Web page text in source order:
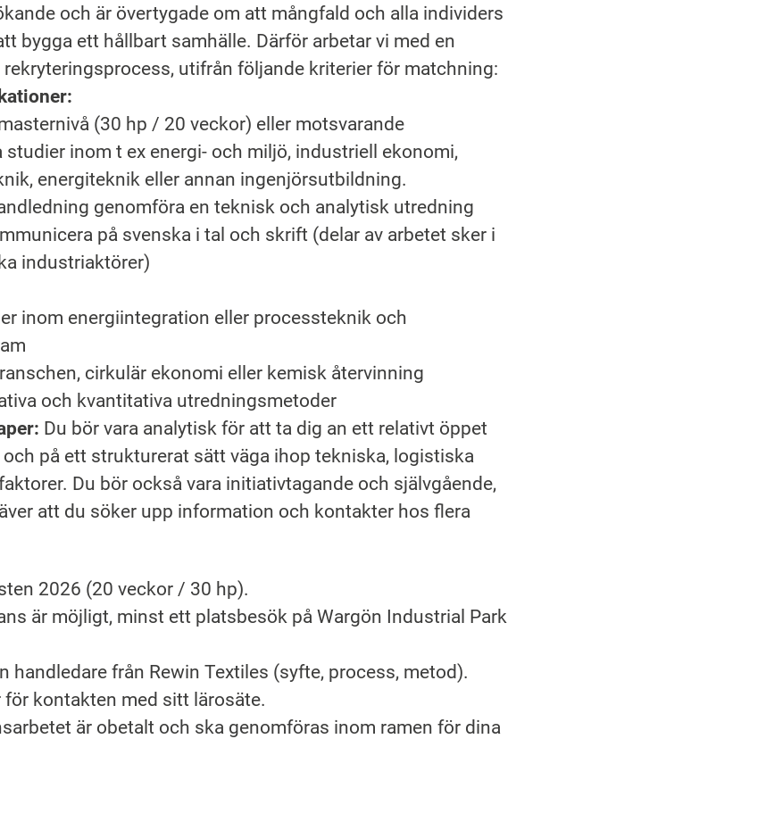
och är övertygade om att mångfald och alla individers
bygga ett hållbart samhälle. Därför arbetar vi med en
utifrån följande kriterier för matchning:
(30 hp / 20 veckor) eller motsvarande
studier inom t ex energi- och miljö, industriell ekonomi,
energiteknik eller annan ingenjörsutbildning.
genomföra en teknisk och analytisk utredning
på svenska i tal och skrift (delar av arbetet sker i
industriaktörer)
inom energiintegration eller processteknik och
cirkulär ekonomi eller kemisk återvinning
och kvantitativa utredningsmetoder
Du bör vara analytisk för att ta dig an ett relativt öppet
på ett strukturerat sätt väga ihop tekniska, logistiska
Du bör också vara initiativtagande och självgående,
att du söker upp information och kontakter hos flera
2026 (20 veckor / 30 hp).
är möjligt, minst ett platsbesök på Wargön Industrial Park
handledare från Rewin Textiles (syfte, process, metod).
för kontakten med sitt lärosäte.
är obetalt och ska genomföras inom ramen för dina